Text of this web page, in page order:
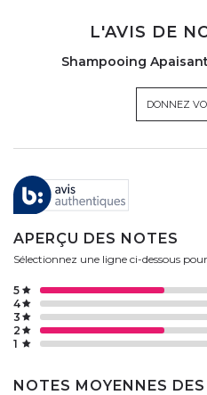
L'AVIS DE
Shampooing
DONNEZ
APERÇU DES NOTES
Sélectionnez une ligne ci-dessous
1
2
3
4
5
NOTES MOYENNES